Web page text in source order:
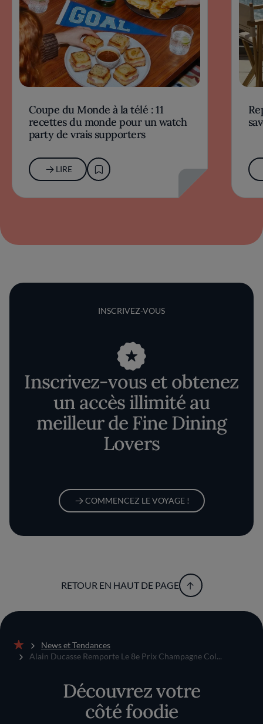
Coupe du Monde à la télé : 11
recettes du monde pour un watch
party de vrais supporters
LIRE
INSCRIVEZ-VOUS
Inscrivez-vous et obtenez
un accès illimité au
meilleur de Fine Dining
Lovers
COMMENCEZ LE VOYAGE !
RETOUR EN HAUT DE PAGE
Accueil
News et Tendances
Alain Ducasse Remporte Le 8e Prix Champagne Col...
Découvrez votre
côté foodie